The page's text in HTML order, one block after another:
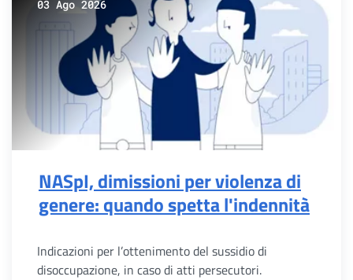
03 Ago 2026
NASpI, dimissioni per violenza di
genere: quando spetta l'indennità
Indicazioni per l’ottenimento del sussidio di
disoccupazione, in caso di atti persecutori.